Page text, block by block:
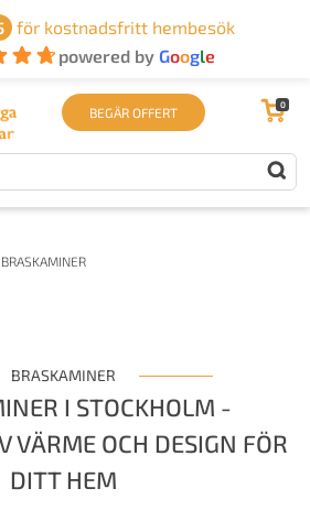
för kostnadsfritt hembesök
powered by Google
BEGÄR OFFERT 0
BRASKAMINER
BRASKAMINER
I STOCKHOLM -
VÄRME OCH DESIGN FÖR
DITT HEM